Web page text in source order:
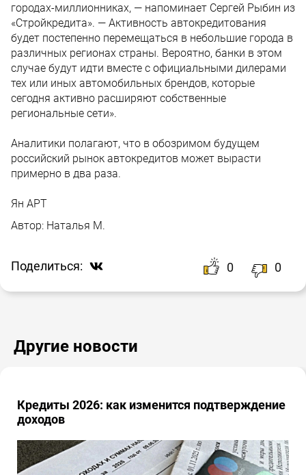
городах-миллионниках, — напоминает Сергей Рыбин из
«Стройкредита». — Активность автокредитования
будет постепенно перемещаться в небольшие города в
различных регионах страны. Вероятно, банки в этом
случае будут идти вместе с официальными дилерами
тех или иных автомобильных брендов, которые
сегодня активно расширяют собственные
региональные сети».
Аналитики полагают, что в обозримом будущем
российский рынок автокредитов может вырасти
примерно в два раза.
Ян АРТ
Автор: Наталья М.
Поделиться: 0 0
Другие новости
Кредиты 2026: как изменится подтверждение
доходов